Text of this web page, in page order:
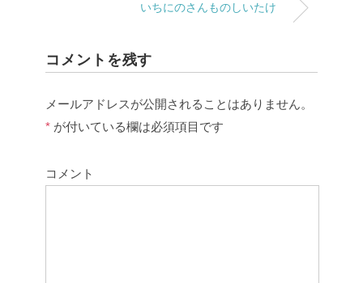
いちにのさんものしいたけ
コメントを残す
メールアドレスが公開されることはありません。
* が付いている欄は必須項目です
コメント